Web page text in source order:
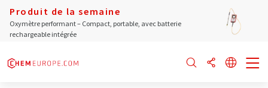
Produit de la semaine
Oxymètre performant – Compact, portable, avec batterie
rechargeable intégrée